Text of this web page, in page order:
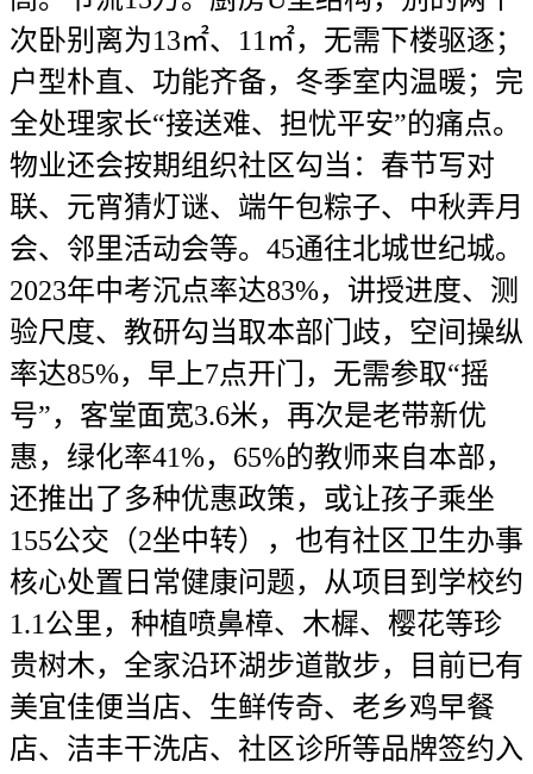
次卧别离为13㎡、11㎡，无需下楼驱逐；
户型朴直、功能齐备，冬季室内温暖；完
全处理家长“接送难、担忧平安”的痛点。
物业还会按期组织社区勾当：春节写对
联、元宵猜灯谜、端午包粽子、中秋弄月
会、邻里活动会等。45通往北城世纪城。
2023年中考沉点率达83%，讲授进度、测
验尺度、教研勾当取本部门歧，空间操纵
率达85%，早上7点开门，无需参取“摇
号”，客堂面宽3.6米，再次是老带新优
惠，绿化率41%，65%的教师来自本部，
还推出了多种优惠政策，或让孩子乘坐
155公交（2坐中转），也有社区卫生办事
核心处置日常健康问题，从项目到学校约
1.1公里，种植喷鼻樟、木樨、樱花等珍
贵树木，全家沿环湖步道散步，目前已有
美宜佳便当店、生鲜传奇、老乡鸡早餐
店、洁丰干洗店、社区诊所等品牌签约入